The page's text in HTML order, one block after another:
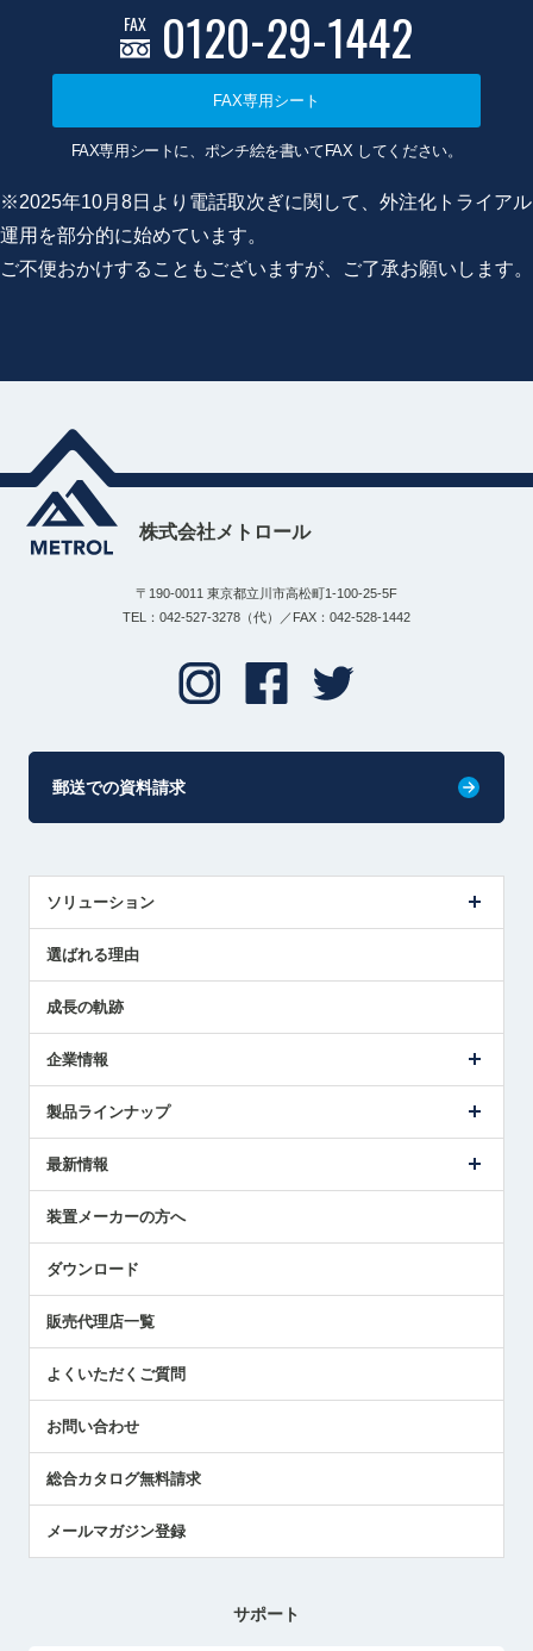
FAX 0120-29-1442
FAX専用シート
FAX専用シートに、ポンチ絵を書いてFAX してください。
※2025年10月8日より電話取次ぎに関して、外注化トライアル
運用を部分的に始めています。
ご不便おかけすることもございますが、ご了承お願いします。
株式会社メトロール
〒190-0011 東京都立川市高松町1-100-25-5F
TEL：042-527-3278（代）／FAX：042-528-1442
郵送での資料請求
ソリューション
解決策提案
選ばれる理由
成長の軌跡
企業情報
ごあいさつ
受賞履歴
採用情報
国/地域/言語
製品ラインナップ
ツールセッタ製品
エアマイクロセンサ製品
最新情報
メトロールの技術
社員ブログ
中小企業のBCP地震対策
センサのテクニカルガイド
社長ブログ
装置メーカーの方へ
ダウンロード
販売代理店一覧
よくいただくご質問
お問い合わせ
総合カタログ無料請求
メールマガジン登録
サポート